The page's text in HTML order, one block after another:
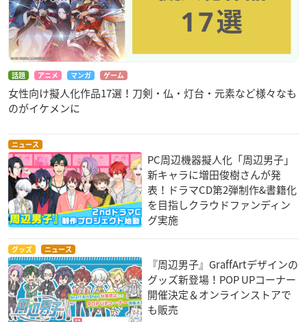
話題 アニメ マンガ ゲーム
女性向け擬人化作品17選！刀剣・仏・灯台・元素など様々なも
のがイケメンに
ニュース
PC周辺機器擬人化「周辺男子」
新キャラに増田俊樹さんが発
表！ドラマCD第2弾制作&書籍化
を目指しクラウドファンディン
グ実施
グッズ ニュース
『周辺男子』GraffArtデザインの
グッズ新登場！POP UPコーナー
開催決定＆オンラインストアで
も販売